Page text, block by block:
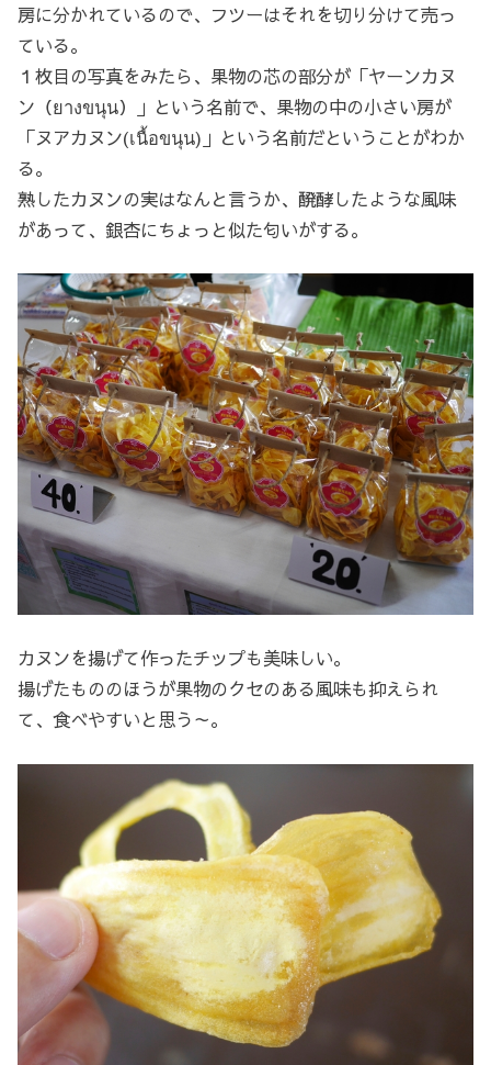
房に分かれているので、フツーはそれを切り分けて売っ
ている。
１枚目の写真をみたら、果物の芯の部分が「ヤーンカヌ
ン（ยางขนุน）」という名前で、果物の中の小さい房が
「ヌアカヌン(เนื้อขนุน)」という名前だということがわか
る。
熟したカヌンの実はなんと言うか、醗酵したような風味
があって、銀杏にちょっと似た匂いがする。
カヌンを揚げて作ったチップも美味しい。
揚げたもののほうが果物のクセのある風味も抑えられ
て、食べやすいと思う～。